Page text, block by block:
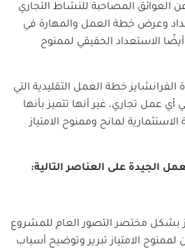
عن العوائق المصاحبة للنشاط التجاري
وعرض خطة العمل والمهارة في
الاستعداد الحقيقي لممنوح
خطة العمل التقليدية التي
عمل تجاري، غير أنها تتميز بأنها
لمانح وممنوح الامتياز
الجيدة على العناصر التالية:
بشكل مختصر التصور العام للمشروع
الامتياز تبرير وتوضيح أسباب